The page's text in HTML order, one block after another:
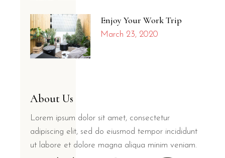
Enjoy Your Work Trip
March 23, 2020
About Us
Lorem ipsum dolor sit amet, consectetur
adipiscing elit, sed do eiusmod tempor incididunt
ut labore et dolore magna aliqua minim veniam.